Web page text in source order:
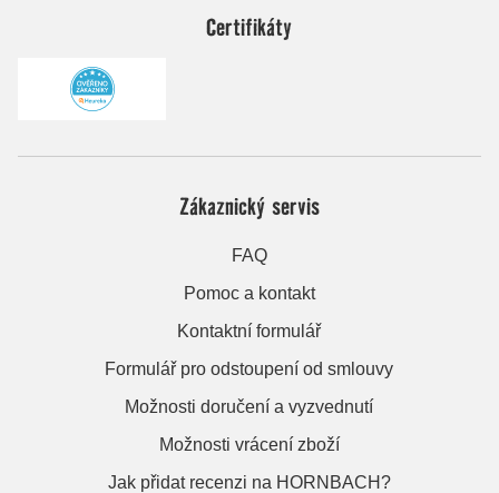
Certifikáty
Zákaznický servis
FAQ
Pomoc a kontakt
Kontaktní formulář
Formulář pro odstoupení od smlouvy
Možnosti doručení a vyzvednutí
Možnosti vrácení zboží
Jak přidat recenzi na HORNBACH?